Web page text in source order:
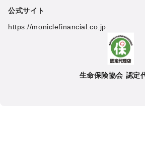
公式サイト
https://moniclefinancial.co.jp
生命保険協会 認定